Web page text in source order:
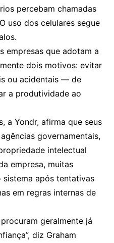
percebam chamadas
uso dos celulares segue
empresas que adotam a
dois motivos: evitar
ou acidentais — de
a produtividade ao
a Yondr, afirma que seus
governamentais,
intelectual
empresa, muitas
após tentativas
em regras internas de
geralmente já
diz Graham